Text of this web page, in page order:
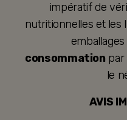
impératif de
nutritionnelles et les
emballages
consommation par
le
AVIS